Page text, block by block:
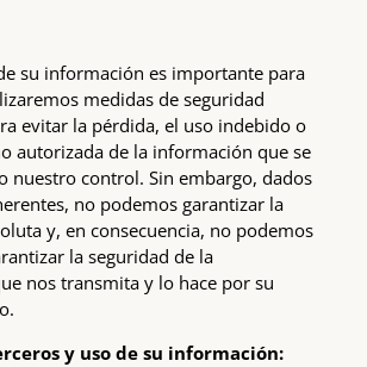
su información es importante para
medidas de seguridad
evitar la pérdida, el uso indebido o
autorizada de la información que se
nuestro control. Sin embargo, dados
no podemos garantizar la
y, en consecuencia, no podemos
la seguridad de la
nos transmita y lo hace por su
y uso de su información: